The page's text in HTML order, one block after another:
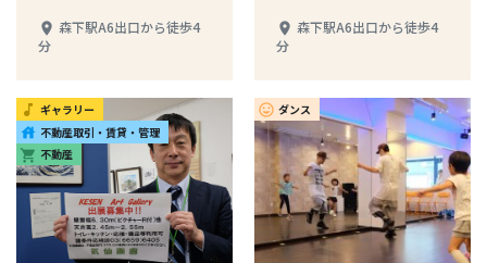
place 森下駅A6出口から徒歩4
分
place 森下駅A6出口から徒歩4
分
music_note ギャラリー
house 不動産取引・賃貸・管理
shopping_cart 不動産
insert_emoticon ダンス